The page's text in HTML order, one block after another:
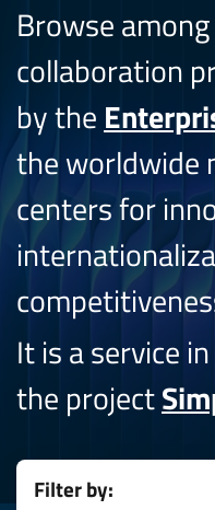
Browse
collaboration
by the
the worldwide
centers for
It is a service
the project
Filter by: